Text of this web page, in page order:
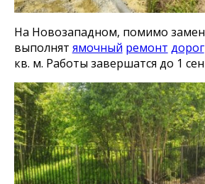
На Новозападном, помимо
выполнят ямочный ремонт дорог
кв. м. Работы завершатся до 1